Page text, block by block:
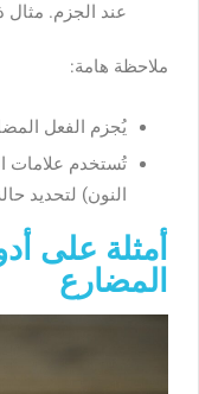
عند الجزم. مثال
ملاحظة هامة:
يُجزم الفعل
تُستخدم علامات
النون) لتحديد
أمثلة على
المضارع